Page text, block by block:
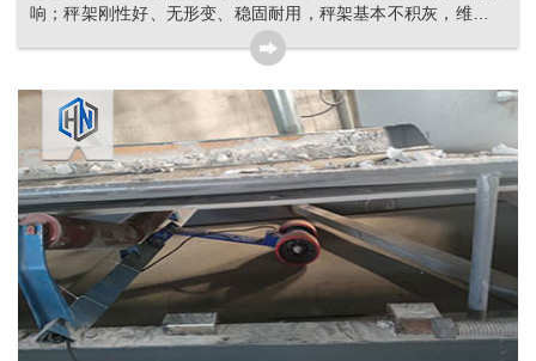
响；秤架刚性好、无形变、稳固耐用，秤架基本不积灰，维护工